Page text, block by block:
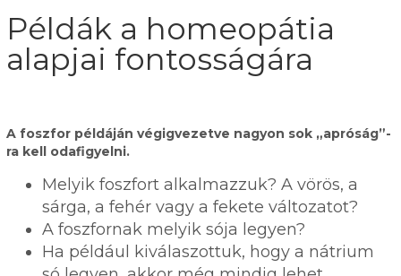
Példák a homeopátia
alapjai fontosságára
A foszfor példáján végigvezetve nagyon sok „apróság”-
ra kell odafigyelni.
Melyik foszfort alkalmazzuk? A vörös, a
sárga, a fehér vagy a fekete változatot?
A foszfornak melyik sója legyen?
Ha például kiválaszottuk, hogy a nátrium